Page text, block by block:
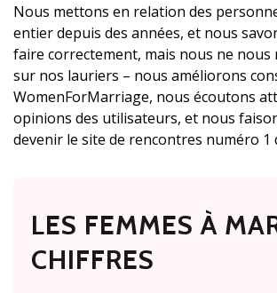
Nous mettons en relation des
entier depuis des années, et nous
faire correctement, mais nous ne nous
sur nos lauriers – nous améliorons
WomenForMarriage, nous écoutons
opinions des utilisateurs, et nous
devenir le site de rencontres numéro 1
LES FEMMES À
CHIFFRES